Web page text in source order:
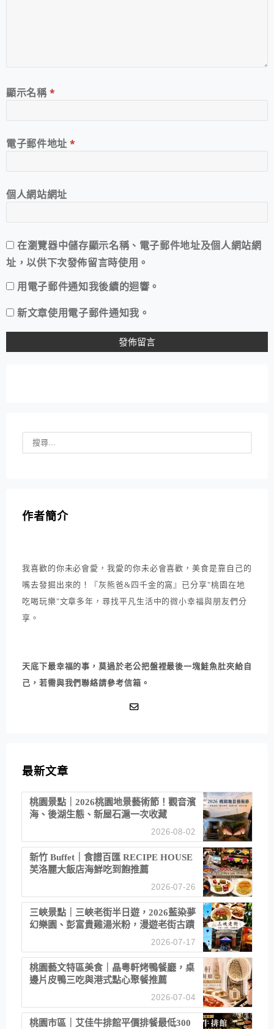
顯示名稱*
電子郵件地址*
個人網站網址
在瀏覽器中儲存顯示名稱、電子郵件地址及個人網站網
址，以供下次發佈留言時使用。
用電子郵件通知我後續的迴響。
新文章使用電子郵件通知我。
作者簡介
我喜歡的你未必會愛，我愛的你未必會喜歡，美食是靠自己的
嘴去發掘出來的！『灰熊爸&四千金的窩』已分享"桃園在地
吃喝玩樂"文章多年，尋找平凡生活中的微小幸福與朋友們分
享。
天底下最幸福的事，莫過於老公把盤裡最後一塊鮭魚肚夾給自
己，若需與我們聯絡請參考信箱。
最新文章
桃園景點｜2026桃園地景藝術節！觀音濱
海、後湖生態、新屋石滬一次收藏
2026-08-02
新竹 Buffet｜食譜百匯 RECIPE HOUSE
芙洛麗大飯店海鮮吃到飽推薦
2026-07-26
三峽景點｜三峽老街半日遊，2026藍染夢
幻樂園、彭富貴雞湯米粉，漫遊老街古蹟
2026-07-17
桃園藝文特區美食｜晶粵軒烤鴨餐廳，桌
邊片皮鴨三吃與港式點心聚餐推薦
2026-07-04
桃園市區｜艾佳牛排館平價排餐最低300